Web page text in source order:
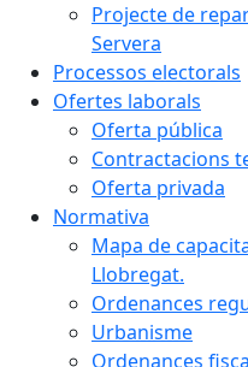
Projecte de
Servera
Processos electorals
Ofertes laborals
Oferta pública
Contractacions
Oferta privada
Normativa
Mapa de
Llobregat.
Ordenances
Urbanisme
Ordenances